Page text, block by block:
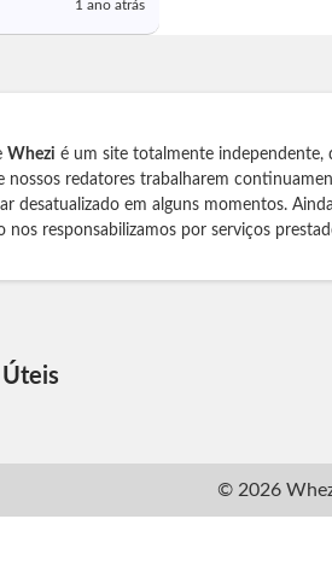
1 ano atrás
Whezi é um site totalmente independente,
nossos redatores trabalharem
desatualizado em alguns momentos.
nos responsabilizamos por serviços
Úteis
© 2026